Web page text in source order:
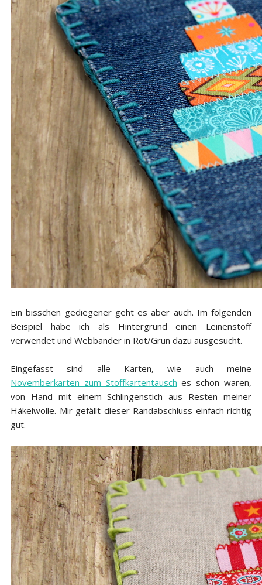
Ein bisschen gediegener geht es aber auch. Im folgenden
Beispiel habe ich als Hintergrund einen Leinenstoff
verwendet und Webbänder in Rot/Grün dazu ausgesucht.
Eingefasst sind alle Karten, wie auch meine
Novemberkarten zum Stoffkartentausch es schon waren,
von Hand mit einem Schlingenstich aus Resten meiner
Häkelwolle. Mir gefällt dieser Randabschluss einfach richtig
gut.